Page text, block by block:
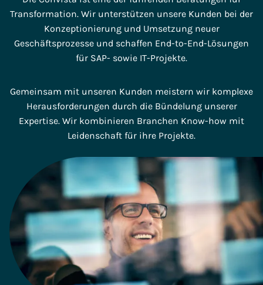
Transformation. Wir unterstützen unsere Kunden bei der
Konzeptionierung und Umsetzung neuer
Geschäftsprozesse und schaffen End-to-End-Lösungen
für SAP- sowie IT-Projekte.
Gemeinsam mit unseren Kunden meistern wir komplexe
Herausforderungen durch die Bündelung unserer
Expertise. Wir kombinieren Branchen Know-how mit
Leidenschaft für ihre Projekte.